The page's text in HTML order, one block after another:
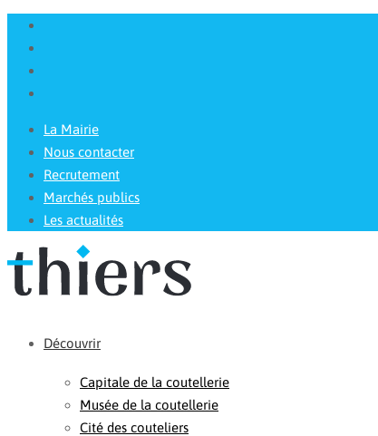
La Mairie
Nous contacter
Recrutement
Marchés publics
Les actualités
Découvrir
Capitale de la coutellerie
Musée de la coutellerie
Cité des couteliers